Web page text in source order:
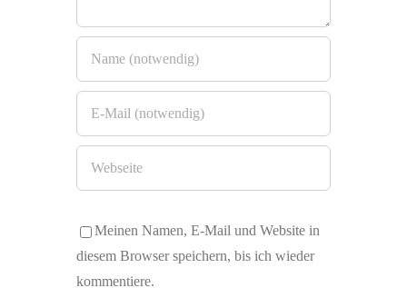
Meinen Namen, E-Mail und Website in
diesem Browser speichern, bis ich wieder
kommentiere.